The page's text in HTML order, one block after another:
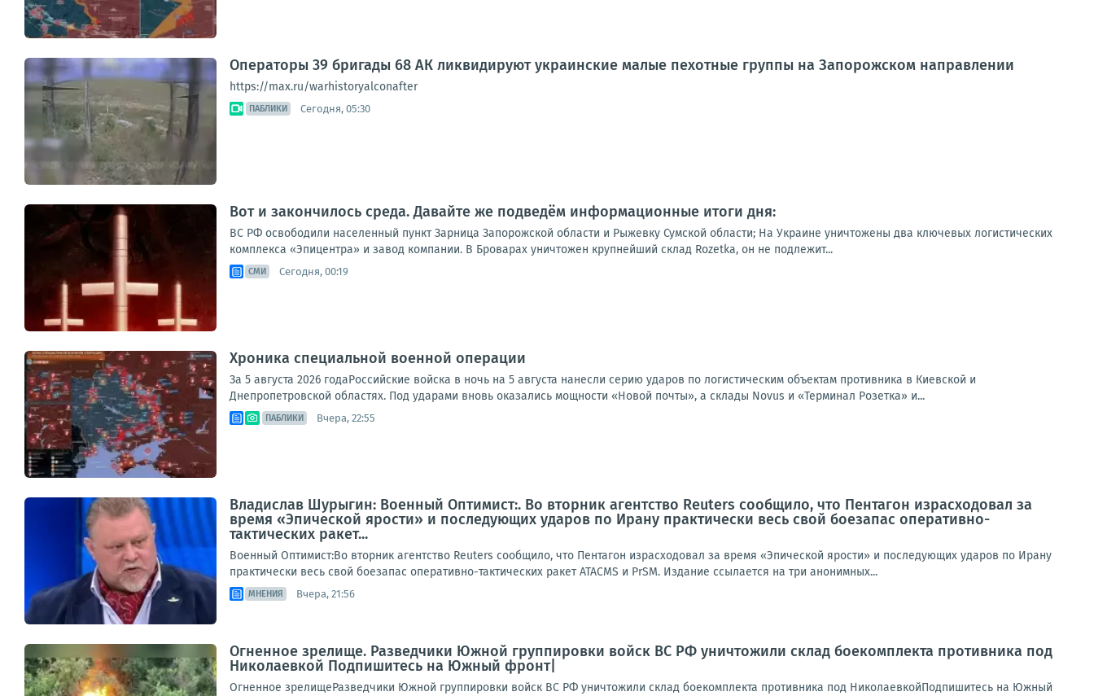
Операторы 39 бригады 68 АК ликвидируют украинские малые пехотные группы на Запорожском направлении
https://max.ru/warhistoryalconafter
ПАБЛИКИ Сегодня, 05:30
Вот и закончилось среда. Давайте же подведём информационные итоги дня:
ВС РФ освободили населенный пункт Зарница Запорожской области и Рыжевку Сумской области; На Украине уничтожены два ключевых логистических
комплекса «Эпицентра» и завод компании. В Броварах уничтожен крупнейший склад Rozetka, он не подлежит...
СМИ Сегодня, 00:19
Хроника специальной военной операции
За 5 августа 2026 годаРоссийские войска в ночь на 5 августа нанесли серию ударов по логистическим объектам противника в Киевской и
Днепропетровской областях. Под ударами вновь оказались мощности «Новой почты», а склады Novus и «Терминал Розетка» и...
ПАБЛИКИ Вчера, 22:55
Владислав Шурыгин: Военный Оптимист:. Во вторник агентство Reuters сообщило, что Пентагон израсходовал за
время «Эпической ярости» и последующих ударов по Ирану практически весь свой боезапас оперативно-
тактических ракет...
Военный Оптимист:Во вторник агентство Reuters сообщило, что Пентагон израсходовал за время «Эпической ярости» и последующих ударов по Ирану
практически весь свой боезапас оперативно-тактических ракет ATACMS и PrSM. Издание ссылается на три анонимных...
МНЕНИЯ Вчера, 21:56
Огненное зрелище. Разведчики Южной группировки войск ВС РФ уничтожили склад боекомплекта противника под
Николаевкой Подпишитесь на Южный фронт|
Огненное зрелищеРазведчики Южной группировки войск ВС РФ уничтожили склад боекомплекта противника под НиколаевкойПодпишитесь на Южный